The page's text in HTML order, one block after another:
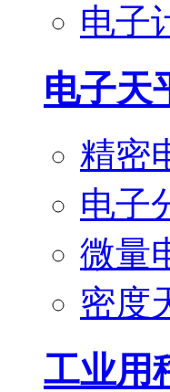
电子
电子天
精密
电子
微量
密度
工业用